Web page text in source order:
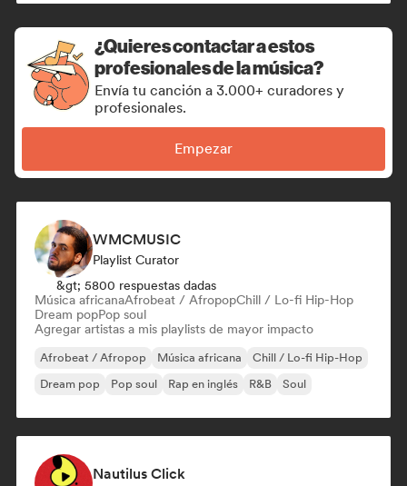
¿Quieres contactar a estos
profesionales de la música?
Envía tu canción a 3.000+ curadores y
profesionales.
Empezar
WMCMUSIC
Playlist Curator
&gt; 5800 respuestas dadas
Música africanaAfrobeat / AfropopChill / Lo-fi Hip-Hop
Dream popPop soul
Agregar artistas a mis playlists de mayor impacto
Afrobeat / Afropop Música africana
Chill / Lo-fi Hip-Hop
Dream pop
Pop soul Rap en inglés R&B Soul
Nautilus Click